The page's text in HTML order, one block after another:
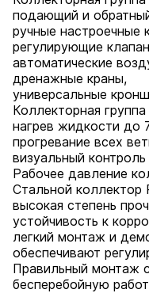
подающий и
ручные настроечные
регулирующие
автоматические
дренажные краны,
универсальные
Коллекторная
нагрев жидкости до
прогревание всех
визуальный
Рабочее давление
Стальной
высокая степень
устойчивость к
легкий монтаж и
обеспечивают
Правильный монтаж
бесперебойную